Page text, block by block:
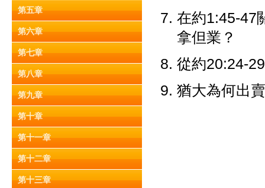
第五章
第六章
第七章
第八章
第九章
第十章
第十一章
第十二章
第十三章
在約1:45-47
拿但業？
從約20:24-
猶大為何出